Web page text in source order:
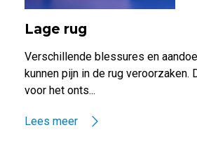
Lage rug
Verschillende blessures en
kunnen pijn in de rug veroorzaken.
voor het onts...
Lees meer